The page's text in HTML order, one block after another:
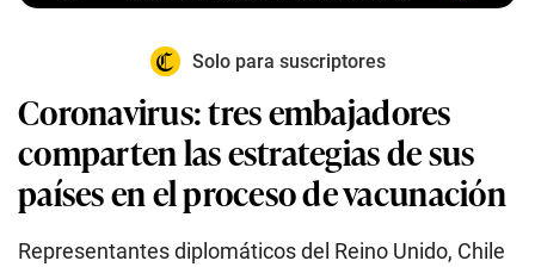
Solo para suscriptores
Coronavirus: tres embajadores
comparten las estrategias de sus
países en el proceso de vacunación
Representantes diplomáticos del Reino Unido, Chile